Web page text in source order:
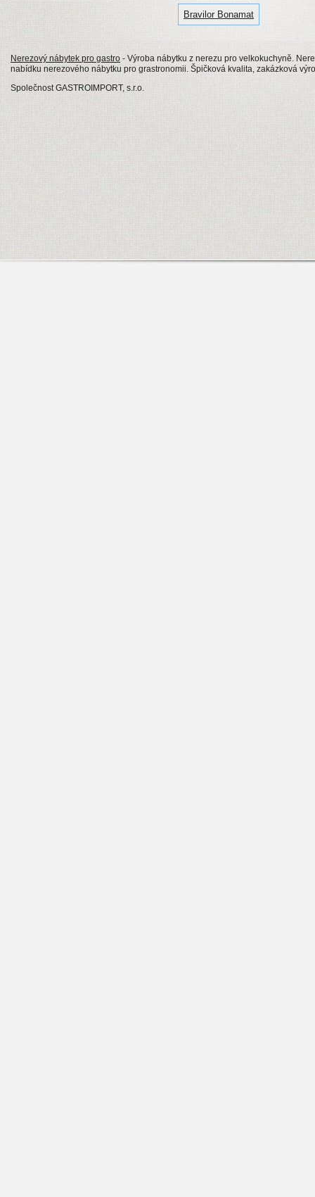
Bravilor Bonamat
Nerezový nábytek pro gastro - Výroba nábytku z nerezu pro velkokuchyně.
nabídku nerezového nábytku pro grastronomii. Špičková kvalita, zakázková
Společnost GASTROIMPORT, s.r.o.